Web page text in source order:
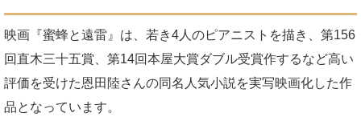
映画『蜜蜂と遠雷』は、若き4人のピアニストを描き、第156
回直木三十五賞、第14回本屋大賞ダブル受賞作するなど高い
評価を受けた恩田陸さんの同名人気小説を実写映画化した作
品となっています。